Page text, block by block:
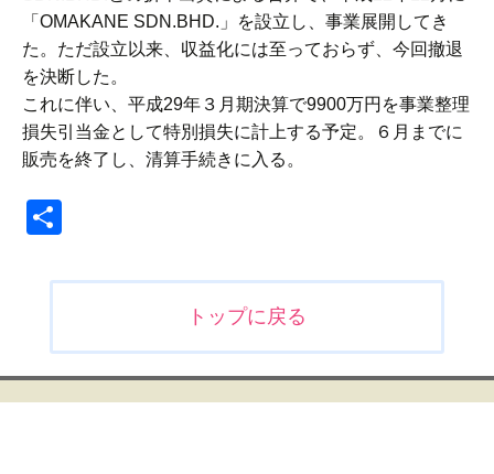
「OMAKANE SDN.BHD.」を設立し、事業展開してき
た。ただ設立以来、収益化には至っておらず、今回撤退
を決断した。
これに伴い、平成29年３月期決算で9900万円を事業整理
損失引当金として特別損失に計上する予定。６月までに
販売を終了し、清算手続きに入る。
ビ
ゲ
トップに戻る